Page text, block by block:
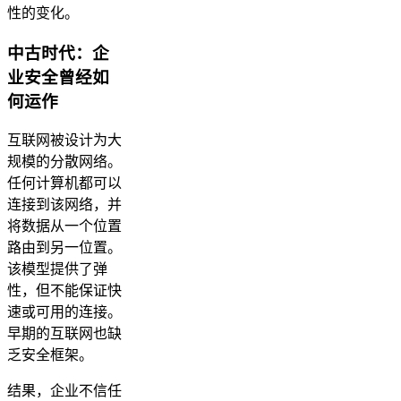
性的变化。
中古时代：企
业安全曾经如
何运作
互联网被设计为大
规模的分散网络。
任何计算机都可以
连接到该网络，并
将数据从一个位置
路由到另一位置。
该模型提供了弹
性，但不能保证快
速或可用的连接。
早期的互联网也缺
乏安全框架。
结果，企业不信任